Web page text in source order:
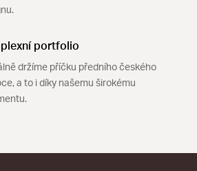
portfolio
držíme příčku předního českého
a to i díky našemu širokému